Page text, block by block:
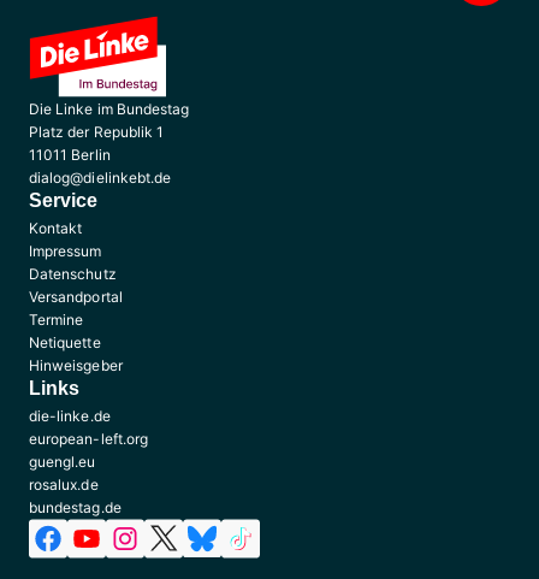
Die Linke im Bundestag
Platz der Republik 1
11011 Berlin
dialog@dielinkebt.de
Service
Kontakt
Impressum
Datenschutz
Versandportal
Termine
Netiquette
Hinweisgeber
Links
die-linke.de
european-left.org
guengl.eu
rosalux.de
bundestag.de